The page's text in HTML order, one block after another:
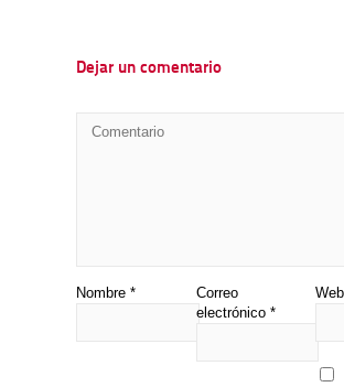
Dejar un comentario
Nombre *
Correo
electrónico *
Web